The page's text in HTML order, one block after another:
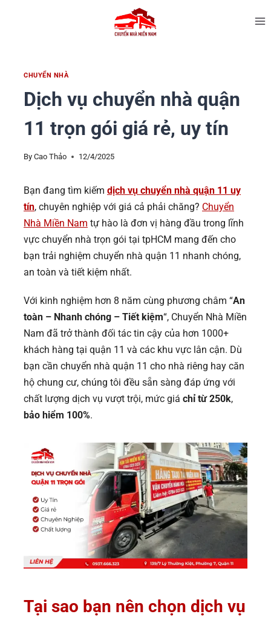
CHUYỂN NHÀ
Dịch vụ chuyển nhà quận
11 trọn gói giá rẻ, uy tín
By Cao Thảo 12/4/2025
Bạn đang tìm kiếm dịch vụ chuyển nhà quận 11 uy
tín, chuyên nghiệp với giá cả phải chăng? Chuyển
Nhà Miền Nam tự hào là đơn vị hàng đầu trong lĩnh
vực chuyển nhà trọn gói tại tpHCM mang đến cho
bạn trải nghiệm chuyển nhà quận 11 nhanh chóng,
an toàn và tiết kiệm nhất.
Với kinh nghiệm hơn 8 năm cùng phương châm “An
toàn – Nhanh chóng – Tiết kiệm“, Chuyển Nhà Miền
Nam đã trở thành đối tác tin cậy của hơn 1000+
khách hàng tại quận 11 và các khu vực lân cận. Dù
bạn cần chuyển nhà quận 11 cho nhà riêng hay căn
hộ chung cư, chúng tôi đều sẵn sàng đáp ứng với
chất lượng dịch vụ vượt trội, mức giá chỉ từ 250k,
bảo hiểm 100%.
Tại sao bạn nên chọn dịch vụ